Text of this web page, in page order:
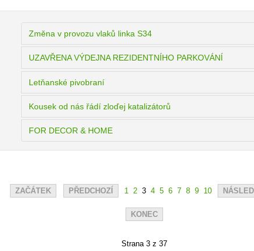
Změna v provozu vlaků linka S34
UZAVŘENA VÝDEJNA REZIDENTNÍHO PARKOVÁNÍ
Letňanské pivobraní
Kousek od nás řádí zloďej katalizátorů
FOR DECOR & HOME
ZAČÁTEK PŘEDCHOZÍ 1 2 3 4 5 6 7 8 9 10
KONEC
Strana 3 z 37